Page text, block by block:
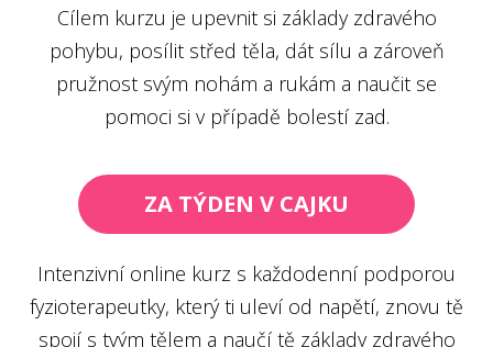
Cílem kurzu je upevnit si základy zdravého
pohybu, posílit střed těla, dát sílu a zároveň
pružnost svým nohám a rukám a naučit se
pomoci si v případě bolestí zad.
ZA TÝDEN V CAJKU
Intenzivní online kurz s každodenní podporou
fyzioterapeutky, který ti uleví od napětí, znovu tě
spojí s tvým tělem a naučí tě základy zdravého